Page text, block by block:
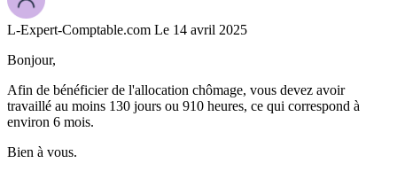
L-Expert-Comptable.com Le 14 avril 2025
Bonjour,
Afin de bénéficier de l'allocation chômage, vous devez avoir
travaillé au moins 130 jours ou 910 heures, ce qui correspond à
environ 6 mois.
Bien à vous.